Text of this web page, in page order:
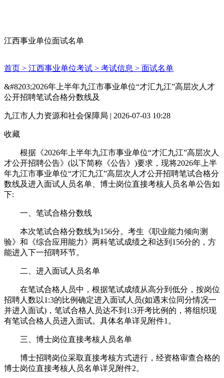
江西事业单位面试名单
首页 > 江西事业单位考试 > 考试信息 > 面试名单
&#8203;2026年上半年九江市事业单位“才汇九江”高层次人才
公开招聘笔试合格分数线及
九江市人力资源和社会保障局 | 2026-07-03 10:28
收藏
根据《2026年上半年九江市事业单位“才汇九江”高层次人
才公开招聘公告》(以下简称《公告》)要求，现将2026年上半
年九江市事业单位“才汇九江”高层次人才公开招聘笔试合格分
数线及进入面试人员名单、博士岗位直接考核人员名单公告如
下:
一、笔试合格分数线
本次笔试合格分数线为156分。考生《职业能力倾向测
验》和《综合应用能力》两科笔试成绩之和达到156分的，方
能进入下一招聘环节。
二、进入面试人员名单
在笔试合格人员中，根据笔试成绩从高分到低分，按岗位
招聘人数以1:3的比例确定进入面试人员(如遇末位同分情况一
并进入面试)，笔试合格人员达不到1:3开考比例的，将组织现
有笔试合格人员进入面试。具体名单详见附件1。
三、博士岗位直接考核人员名单
博士招聘岗位采取直接考核方式进行，经资格审查合格的
博士岗位直接考核人员名单详见附件2。